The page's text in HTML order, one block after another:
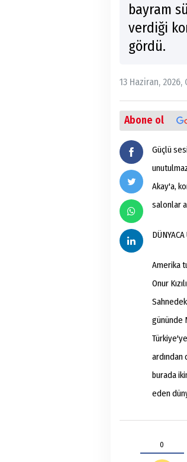
bayram
verdiği
gördü.
13 Haziran, 2026,
Abone ol
Güçlü
Akay'a,
salonlar
Amerika
Onur
gününde
ardından
burada
eden
0